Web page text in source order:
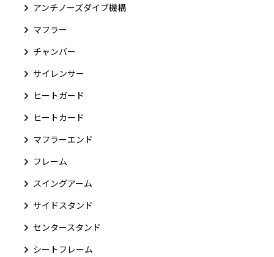
アンチノーズダイブ機構
マフラー
チャンバー
サイレンサー
ヒートガード
ヒートカード
マフラーエンド
フレーム
スイングアーム
サイドスタンド
センタースタンド
シートフレーム